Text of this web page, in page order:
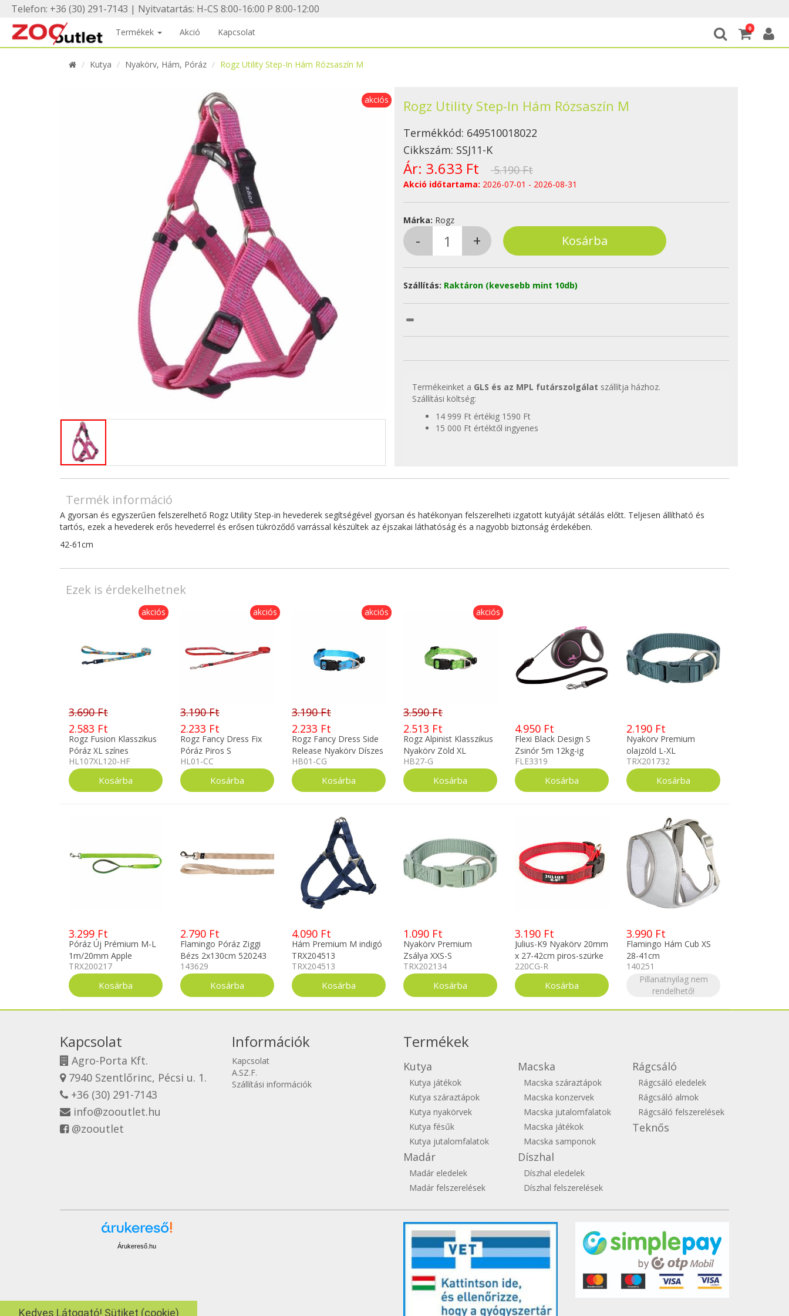
Telefon: +36 (30) 291-7143 | Nyitvatartás: H-CS 8:00-16:00 P 8:00-12:00
0
Termékek Akció Kapcsolat
Kutya Nyakörv, Hám, Póráz Rogz Utility Step-In Hám Rózsaszín M
akciós Rogz Utility Step-In Hám Rózsaszín M
Termékkód: 649510018022
Cikkszám: SSJ11-K
Ár: 3.633 Ft 5.190 Ft
Akció időtartama: 2026-07-01 - 2026-08-31
Márka: Rogz
Szállítás: Raktáron (kevesebb mint 10db)
Termékeinket a GLS és az MPL futárszolgálat szállítja házhoz.
Szállítási költség:
14 999 Ft értékig 1590 Ft
15 000 Ft értéktől ingyenes
Termék információ
A gyorsan és egyszerűen felszerelhető Rogz Utility Step-in hevederek segítségével gyorsan és hatékonyan felszerelheti izgatott kutyáját sétálás előtt. Teljesen állítható és
tartós, ezek a hevederek erős hevederrel és erősen tükröződő varrással készültek az éjszakai láthatóság és a nagyobb biztonság érdekében.
42-61cm
Ezek is érdekelhetnek
akciós
3.690 Ft
2.583 Ft
Rogz Fusion Klasszikus
Póráz XL színes
HL107XL120-HF
akciós
3.190 Ft
2.233 Ft
Rogz Fancy Dress Fix
Póráz Piros S
HL01-CC
akciós
3.190 Ft
2.233 Ft
Rogz Fancy Dress Side
Release Nyakörv Díszes
Kék S
HB01-CG
akciós
3.590 Ft
2.513 Ft
Rogz Alpinist Klasszikus
Nyakörv Zöld XL
HB27-G
4.950 Ft
Flexi Black Design S
Zsinór 5m 12kg-ig
FLE3319
FLE3319
2.190 Ft
Nyakörv Premium
olajzöld L-XL
TRX201732
TRX201732
3.299 Ft
Póráz Új Prémium M-L
1m/20mm Apple
TRX200217
TRX200217
2.790 Ft
Flamingo Póráz Ziggi
Bézs 2x130cm 520243
143629
4.090 Ft
Hám Premium M indigó
TRX204513
TRX204513
1.090 Ft
Nyakörv Premium
Zsálya XXS-S
TRX202134
TRX202134
3.190 Ft
Julius-K9 Nyakörv 20mm
x 27-42cm piros-szürke
220CG-R
3.990 Ft
Flamingo Hám Cub XS
28-41cm
140251
Pillanatnyilag nem
rendelhető!
Kapcsolat
Agro-Porta Kft.
7940 Szentlőrinc, Pécsi u. 1.
+36 (30) 291-7143
info@zooutlet.hu
@zooutlet
Információk
Kapcsolat
A.SZ.F.
Szállítási információk
Termékek
Kutya
Kutya játékok
Kutya száraztápok
Kutya nyakörvek
Kutya fésűk
Kutya jutalomfalatok
Madár
Madár eledelek
Madár felszerelések
Macska
Macska száraztápok
Macska konzervek
Macska jutalomfalatok
Macska játékok
Macska samponok
Díszhal
Díszhal eledelek
Díszhal felszerelések
Rágcsáló
Rágcsáló eledelek
Rágcsáló almok
Rágcsáló felszerelések
Teknős
Árukereső.hu
Kedves Látogató! Sütiket (cookie)